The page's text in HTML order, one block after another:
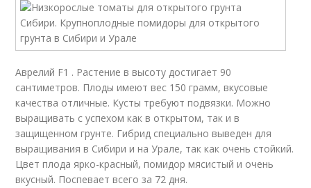
Аврелий F1 . Растение в высоту достигает 90
сантиметров. Плоды имеют вес 150 грамм, вкусовые
качества отличные. Кусты требуют подвязки. Можно
выращивать с успехом как в открытом, так и в
защищенном грунте. Гибрид специально выведен для
выращивания в Сибири и на Урале, так как очень стойкий.
Цвет плода ярко-красный, помидор мясистый и очень
вкусный. Поспевает всего за 72 дня.